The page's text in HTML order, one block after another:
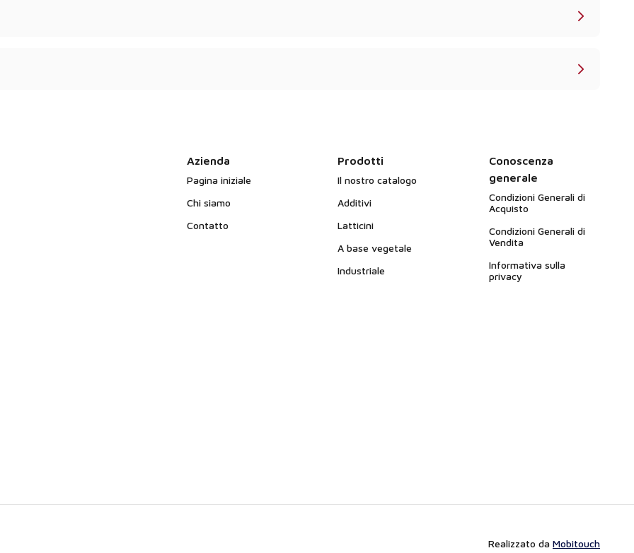
Azienda
Pagina iniziale
Chi siamo
Contatto
Prodotti
Il nostro catalogo
Additivi
Latticini
A base vegetale
Industriale
Conoscenza
generale
Condizioni Generali di
Acquisto
Condizioni Generali di
Vendita
Informativa sulla
privacy
Realizzato da Mobitouch